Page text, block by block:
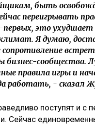
быть
переигрывать
первых, это ухудшает
Я думаю,
сопротивление
бизнес-сообщества.
правила игры и
работать, - сказал
поступят и с
Сейчас